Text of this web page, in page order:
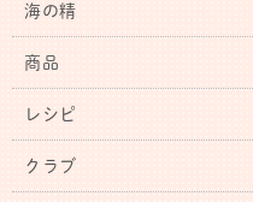
海の精
商品
レシピ
クラブ